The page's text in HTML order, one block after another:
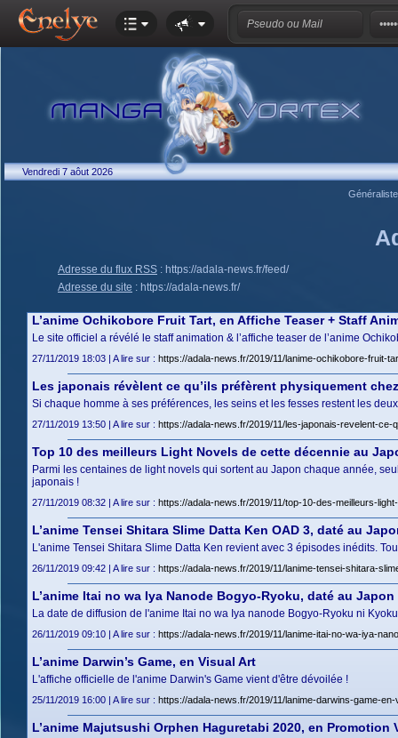
Vendredi 7 aôut 2026
Adresse du flux RSS : https://adala-news.fr/feed/
Adresse du site : https://adala-news.fr/
L’anime Ochikobore Fruit Tart, en Affiche Teaser + Staff
Le site officiel a révélé le staff animation & l’affiche teaser de l’anime
27/11/2019 18:03 | A lire sur : https://adala-news.fr/2019/11/lanime-ochikobore-fruit-
Les japonais révèlent ce qu’ils préfèrent physiquement
Si chaque homme à ses préférences, les seins et les fesses restent les
27/11/2019 13:50 | A lire sur : https://adala-news.fr/2019/11/les-japonais-revelent-
Top 10 des meilleurs Light Novels de cette décennie au
Parmi les centaines de light novels qui sortent au Japon chaque année,
japonais !
27/11/2019 08:32 | A lire sur : https://adala-news.fr/2019/11/top-10-des-meilleurs-
L’anime Tensei Shitara Slime Datta Ken OAD 3, daté au
L'anime Tensei Shitara Slime Datta Ken revient avec 3 épisodes inédits.
26/11/2019 09:42 | A lire sur : https://adala-news.fr/2019/11/lanime-tensei-shitara-
L’anime Itai no wa Iya Nanode Bogyo-Ryoku, daté au Japon
La date de diffusion de l'anime Itai no wa Iya nanode Bogyo-Ryoku ni
26/11/2019 09:10 | A lire sur : https://adala-news.fr/2019/11/lanime-itai-no-wa-iya-
L’anime Darwin’s Game, en Visual Art
L'affiche officielle de l'anime Darwin's Game vient d'être dévoilée !
25/11/2019 16:00 | A lire sur : https://adala-news.fr/2019/11/lanime-darwins-game-en-
L’anime Majutsushi Orphen Haguretabi 2020, en Promotion